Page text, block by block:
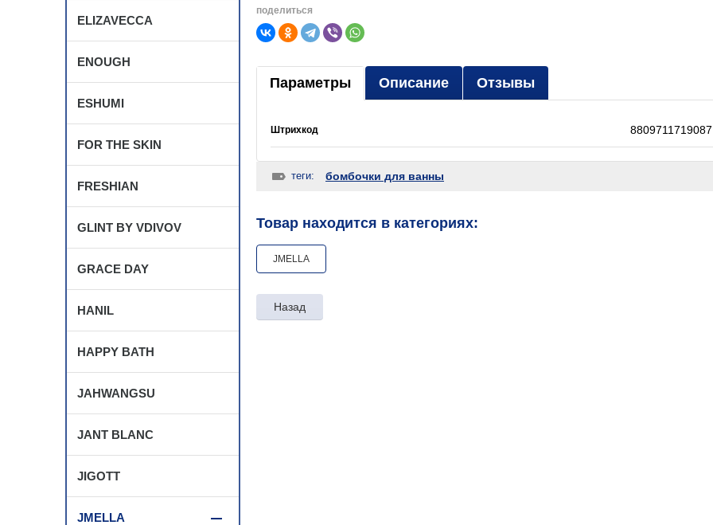
поделиться
Параметры Описание Отзывы
Штрихкод 8809711719087
теги: бомбочки для ванны
Товар находится в категориях:
JMELLA
Назад
ELIZAVECCA
ENOUGH
ESHUMI
FOR THE SKIN
FRESHIAN
GLINT BY VDIVOV
GRACE DAY
HANIL
HAPPY BATH
JAHWANGSU
JANT BLANC
JIGOTT
JMELLA